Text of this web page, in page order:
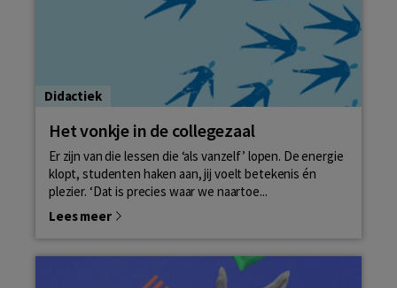
Didactiek
Het vonkje in de collegezaal
Er zijn van die lessen die ‘als vanzelf’ lopen. De energie
klopt, studenten haken aan, jij voelt betekenis én
plezier. ‘Dat is precies waar we naartoe...
Lees meer